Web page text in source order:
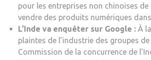
pour les entreprises non chinoises de
vendre des produits numériques
L’Inde va enquêter sur Google : À
plaintes de l’industrie des groupes de
Commission de la concurrence de